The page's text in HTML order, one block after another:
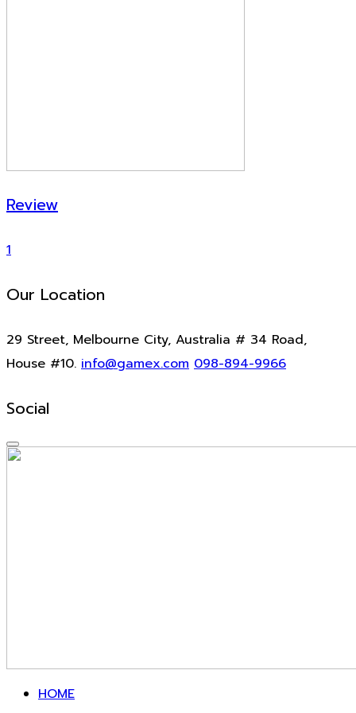
Review
1
Our Location
29 Street, Melbourne City, Australia # 34 Road,
House #10. info@gamex.com 098-894-9966
Social
HOME